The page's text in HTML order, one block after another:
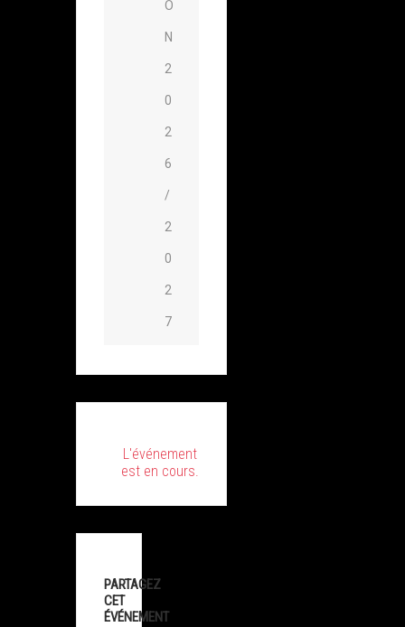
O
N
2
0
2
6
/
2
0
2
7
L'événement
est en cours.
PARTAGEZ
CET
ÉVÉNEMENT